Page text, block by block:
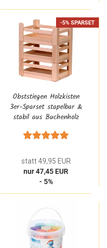
-5% SPARSET
Obststiegen Holzkisten
3er-Sparset stapelbar &
stabil aus Buchenholz
Kinder Kaufmannsladen
statt 49,95 EUR
nur 47,45 EUR
- 5%